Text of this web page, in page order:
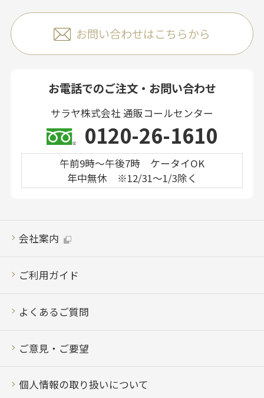
お問い合わせはこちらから
お電話でのご注文・お問い合わせ
サラヤ株式会社 通販コールセンター
0120-26-1610
午前9時～午後7時 ケータイOK
年中無休 ※12/31～1/3除く
会社案内
ご利用ガイド
よくあるご質問
ご意見・ご要望
個人情報の取り扱いについて